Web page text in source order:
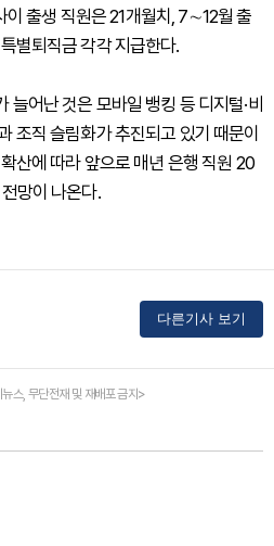
출생 직원은 21개월치, 7∼12월 출
별퇴직금 각각 지급한다.
어난 것은 모바일 뱅킹 등 디지털·비
조직 슬림화가 추진되고 있기 때문이
산에 따라 앞으로 매년 은행 직원 20
망이 나온다.
다른기사 보기
스, 무단전재 및 재배포 금지>